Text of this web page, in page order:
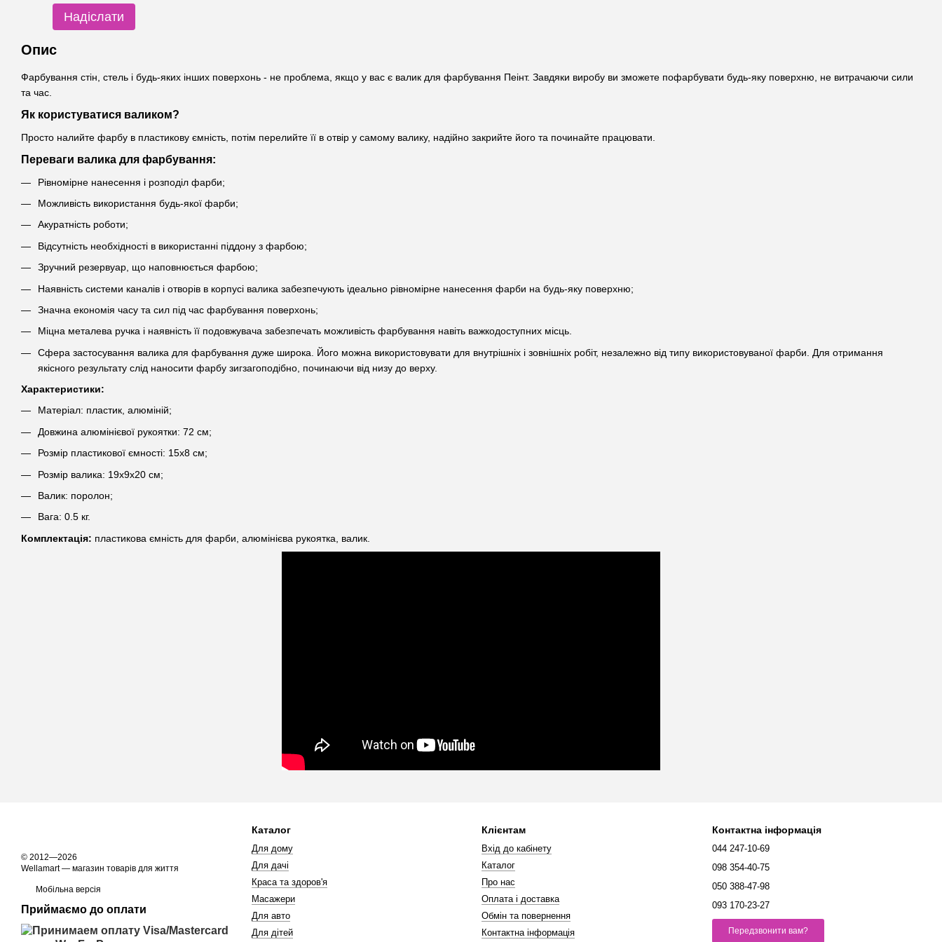
Надіслати
Опис
Фарбування стін, стель і будь-яких інших поверхонь - не проблема, якщо у вас є валик для фарбування Пеінт. Завдяки виробу ви зможете пофарбувати будь-яку поверхню, не витрачаючи сили
та час.
Як користуватися валиком?
Просто налийте фарбу в пластикову ємність, потім перелийте її в отвір у самому валику, надійно закрийте його та починайте працювати.
Переваги валика для фарбування:
Рівномірне нанесення і розподіл фарби;
Можливість використання будь-якої фарби;
Акуратність роботи;
Відсутність необхідності в використанні піддону з фарбою;
Зручний резервуар, що наповнюється фарбою;
Наявність системи каналів і отворів в корпусі валика забезпечують ідеально рівномірне нанесення фарби на будь-яку поверхню;
Значна економія часу та сил під час фарбування поверхонь;
Міцна металева ручка і наявність її подовжувача забезпечать можливість фарбування навіть важкодоступних місць.
Сфера застосування валика для фарбування дуже широка. Його можна використовувати для внутрішніх і зовнішніх робіт, незалежно від типу використовуваної фарби. Для отримання
якісного результату слід наносити фарбу зигзагоподібно, починаючи від низу до верху.
Характеристики:
Матеріал: пластик, алюміній;
Довжина алюмінієвої рукоятки: 72 см;
Розмір пластикової ємності: 15х8 см;
Розмір валика: 19х9х20 см;
Валик: поролон;
Вага: 0.5 кг.
Комплектація: пластикова ємність для фарби, алюмінієва рукоятка, валик.
© 2012—2026
Wellamart — магазин товарів для життя
Мобільна версія
Приймаємо до оплати
Каталог
Для дому
Для дачі
Краса та здоров'я
Масажери
Для авто
Для дітей
Клієнтам
Вхід до кабінету
Каталог
Про нас
Оплата і доставка
Обмін та повернення
Контактна інформація
Контактна інформація
044 247-10-69
098 354-40-75
050 388-47-98
093 170-23-27
Передзвонити вам?